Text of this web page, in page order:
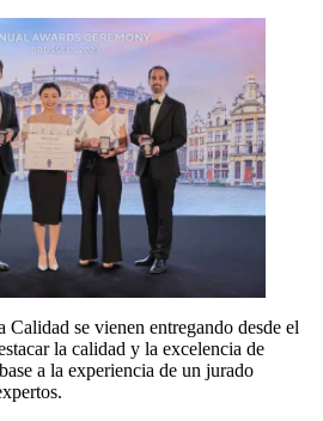
se vienen entregando desde el
la calidad y la excelencia de
a la experiencia de un jurado